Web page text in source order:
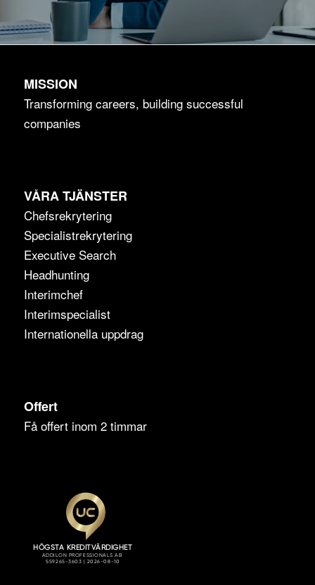
MISSION
Transforming careers, building successful
companies
VÅRA TJÄNSTER
Chefsrekrytering
Specialistrekrytering
Executive Search
Headhunting
Interimchef
Interimspecialist
Internationella uppdrag
Offert
Få offert inom 2 timmar